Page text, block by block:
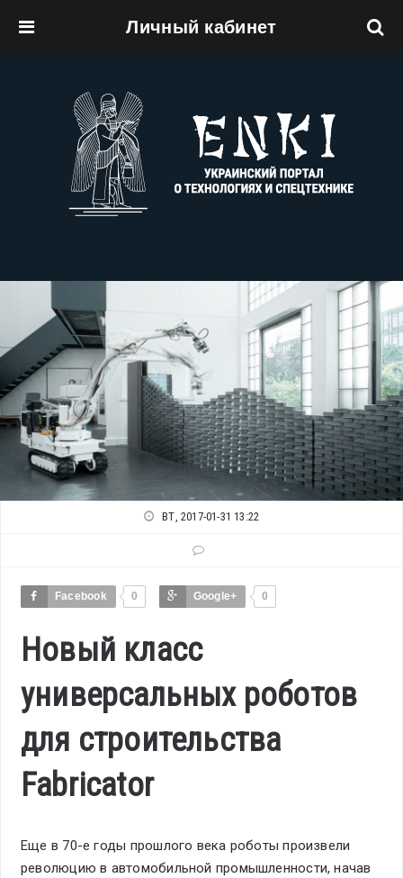
Личный кабинет
ВТ, 2017-01-31 13:22
Facebook 0 Google+ 0
Новый класс
универсальных роботов
для строительства
Fabricator
Еще в 70-е годы прошлого века роботы произвели
революцию в автомобильной промышленности, начав